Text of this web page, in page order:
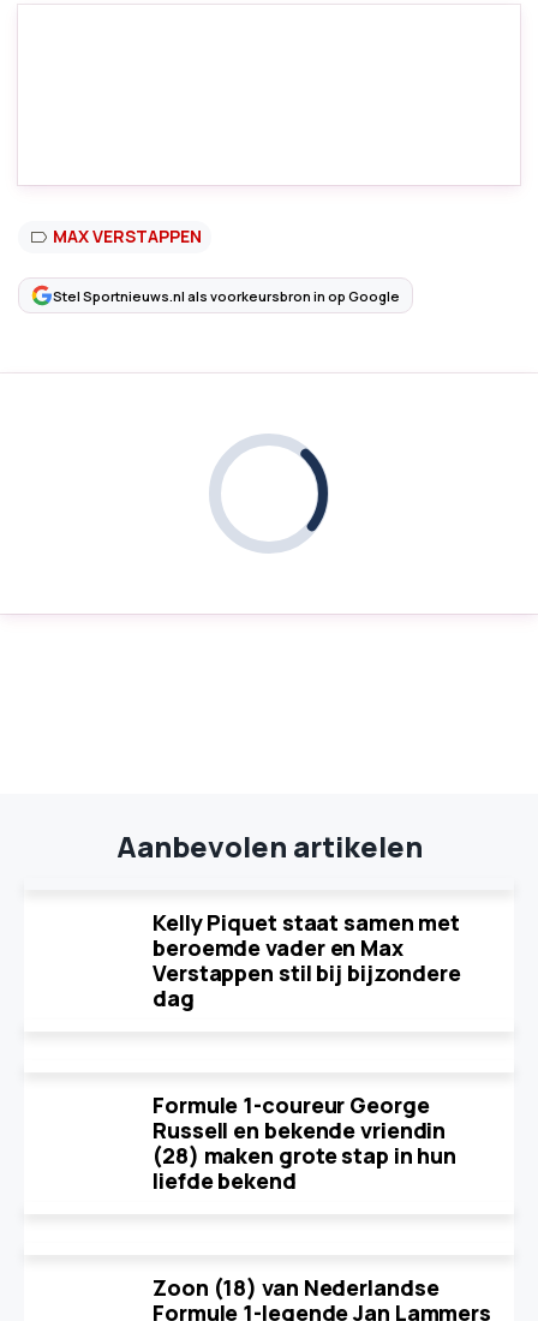
MAX VERSTAPPEN
Stel Sportnieuws.nl als voorkeursbron in op Google
Aanbevolen artikelen
Kelly Piquet staat samen met
beroemde vader en Max
Verstappen stil bij bijzondere
dag
Formule 1-coureur George
Russell en bekende vriendin
(28) maken grote stap in hun
liefde bekend
Zoon (18) van Nederlandse
Formule 1-legende Jan Lammers